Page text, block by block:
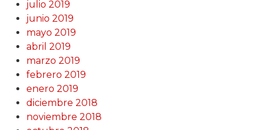
julio 2019
junio 2019
mayo 2019
abril 2019
marzo 2019
febrero 2019
enero 2019
diciembre 2018
noviembre 2018